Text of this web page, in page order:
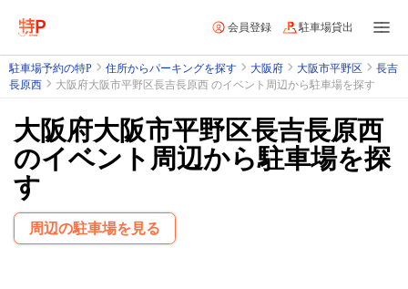
会員登録 駐車場貸出
駐車場予約の特P 住所からパーキングを探す 大阪府 大阪市平野区
長吉
長原西
大阪府大阪市平野区長吉長原西 のイベント周辺から駐車場を探す
大阪府大阪市平野区長吉長原西
のイベント周辺から駐車場を探
す
周辺の駐車場を見る